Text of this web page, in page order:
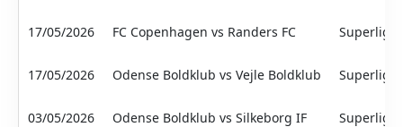
17/05/2026 FC Copenhagen vs Randers FC Superliga
17/05/2026 Odense Boldklub vs Vejle Boldklub Superliga
03/05/2026 Odense Boldklub vs Silkeborg IF Superliga